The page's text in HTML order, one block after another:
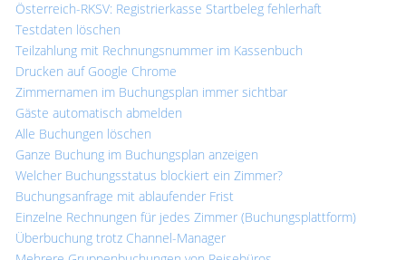
Österreich-RKSV: Registrierkasse Startbeleg fehlerhaft
Testdaten löschen
Teilzahlung mit Rechnungsnummer im Kassenbuch
Drucken auf Google Chrome
Zimmernamen im Buchungsplan immer sichtbar
Gäste automatisch abmelden
Alle Buchungen löschen
Ganze Buchung im Buchungsplan anzeigen
Welcher Buchungsstatus blockiert ein Zimmer?
Buchungsanfrage mit ablaufender Frist
Einzelne Rechnungen für jedes Zimmer (Buchungsplattform)
Überbuchung trotz Channel-Manager